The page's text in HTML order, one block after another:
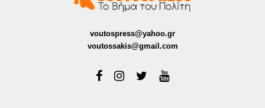
voutospress@yahoo.gr
voutossakis@gmail.com